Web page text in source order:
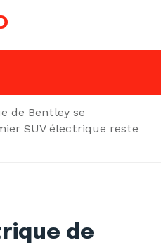
de Bentley se
SUV électrique reste
de